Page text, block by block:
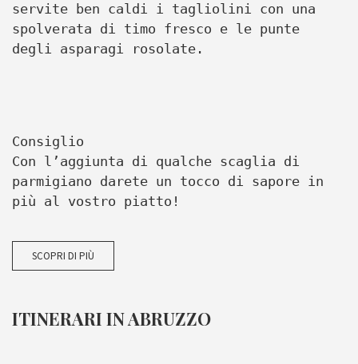
servite ben caldi i tagliolini con una
spolverata di timo fresco e le punte
degli asparagi rosolate.
Consiglio
Con l’aggiunta di qualche scaglia di
parmigiano darete un tocco di sapore in
più al vostro piatto!
SCOPRI DI PIÙ
ITINERARI IN ABRUZZO